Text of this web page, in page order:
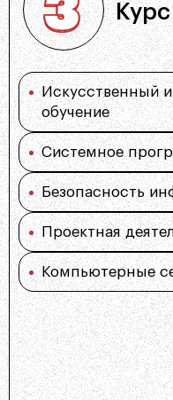
Курс
Искусственный
обучение
Системное
Безопасность
Проектная
Компьютерные